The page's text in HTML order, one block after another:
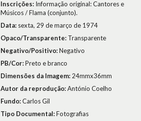
Inscrições: Informação original: Cantores e
Músicos / Flama (conjunto).
Data: sexta, 29 de março de 1974
Opaco/Transparente: Transparente
Negativo/Positivo:Negativo
PB/Cor:Preto e branco
Dimensões da Imagem: 24mmx36mm
Autor da reprodução:António Coelho
Fundo:Carlos Gil
Tipo Documental:Fotografias